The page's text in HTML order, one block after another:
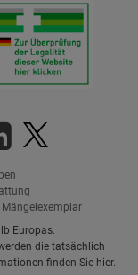
Europas.
die tatsächlich
finden Sie hier.